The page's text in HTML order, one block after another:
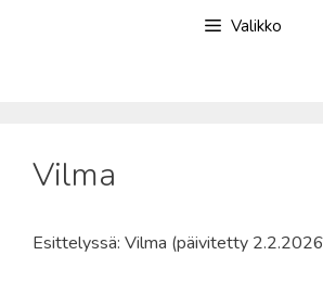
Valikko
Vilma
Esittelyssä: Vilma (päivitetty